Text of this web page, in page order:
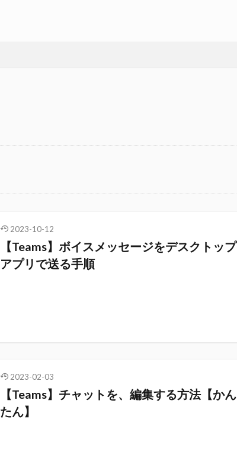
2023-10-12
【Teams】ボイスメッセージをデスクトップ
アプリで送る手順
2023-02-03
【Teams】チャットを、編集する方法【かん
たん】